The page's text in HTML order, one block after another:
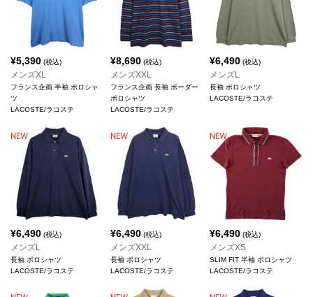
¥5,390 (税込)
メンズXL
フランス企画 半袖 ポロシャ
ツ
LACOSTE/ラコステ
¥8,690(税込)
メンズXXL
フランス企画 長袖 ボーダー
ポロシャツ
LACOSTE/ラコステ
¥6,490 (税込)
メンズL
長袖 ポロシャツ
LACOSTE/ラコステ
¥6,490 (税込)
メンズL
長袖 ポロシャツ
LACOSTE/ラコステ
¥6,490(税込)
メンズXXL
長袖 ポロシャツ
LACOSTE/ラコステ
¥6,490 (税込)
メンズXS
SLIM FIT 半袖 ポロシャツ
LACOSTE/ラコステ